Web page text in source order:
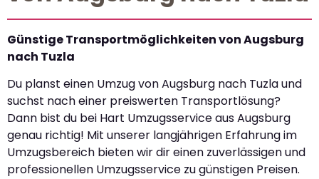
Günstige Transportmöglichkeiten von Augsburg
nach Tuzla
Du planst einen Umzug von Augsburg nach Tuzla und
suchst nach einer preiswerten Transportlösung?
Dann bist du bei Hart Umzugsservice aus Augsburg
genau richtig! Mit unserer langjährigen Erfahrung im
Umzugsbereich bieten wir dir einen zuverlässigen und
professionellen Umzugsservice zu günstigen Preisen.